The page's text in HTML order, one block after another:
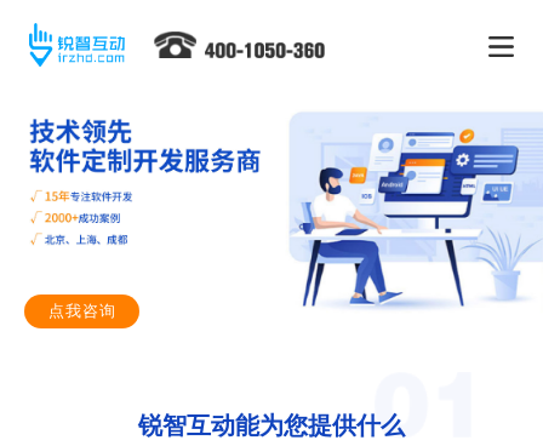
点我咨询
锐智互动能为您提供什么